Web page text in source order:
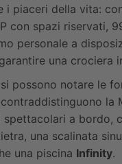
i piaceri della vita:
con spazi riservati,
personale a
una crociera
possono notare le
la
a bordo,
una scalinata
una piscina Infinity.